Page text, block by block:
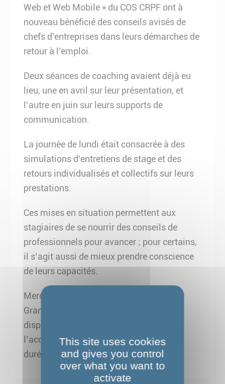
Web et Web Mobile » du COS CRPF ont à
nouveau bénéficié des conseils avisés de
chefs d’entreprises dans leurs démarches de
retour à l’emploi.
Deux séances de coaching avaient déjà eu
lieu, une en avril sur leur présentation, et
l’autre en juin sur leurs supports de
communication.
La journée de lundi était consacrée à des
simulations d’entretiens de stage et des
retours individualisés et collectifs sur leurs
prestations.
Ces mises en situation permettent aux
stagiaires de se nourrir des conseils de
professionnels pour avancer ; pour certains,
il s’agit aussi de mieux prendre conscience
de leurs capacités.
Merci à Jennifer Frair-Roskis, Françoise
Grand Bois et Marc Boorgetto pour leur
disponibilité et l’investissement dans
l’accompagnement vers l’emploi, sur la
durée, de nos stagiaires !
This site uses cookies
and gives you control
over what you want to
activate